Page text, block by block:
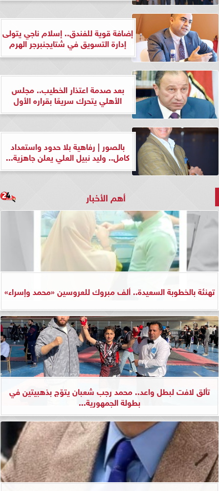
إضافة قوية للفندق.. إسلام ناجي يتولى
إدارة التسويق في شتايجنبرجر الهرم
بعد صدمة اعتذار الخطيب.. مجلس
الأهلي يتحرك سريعًا بقراره الأول
بالصور | رفاهية بلا حدود واستعداد
كامل.. وليد نبيل العلي يعلن جاهزية...
أهم الأخبار
تهنئة بالخطوبة السعيدة.. ألف مبروك للعروسين «محمد وإسراء»
تألق لافت لبطل واعد.. محمد رجب شعبان يتوّج بذهبيتين في
بطولة الجمهورية...